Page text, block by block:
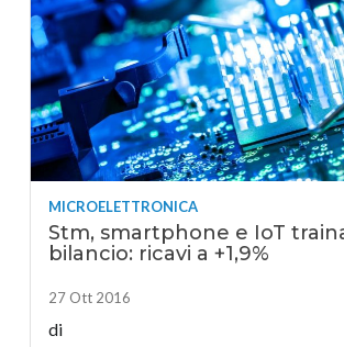
MICROELETTRONICA
Stm, smartphone e IoT
bilancio: ricavi a +1,9%
27 Ott 2016
di